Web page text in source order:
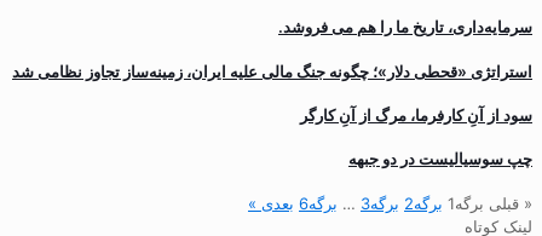
سرمایه‌داری، تاریخ ما را هم می فروشد.
استراتژی «قحطی دلار»؛ چگونه جنگ مالی علیه ایران، زمینه‌ساز تجاوز نظامی شد
سود از آنِ کارفرما، مرگ از آنِ کارگر
چپ سوسیالیست در دو جبهه
« قبلی برگه1 برگه2 برگه3
… برگه6 بعدی »
لینک کوتاه